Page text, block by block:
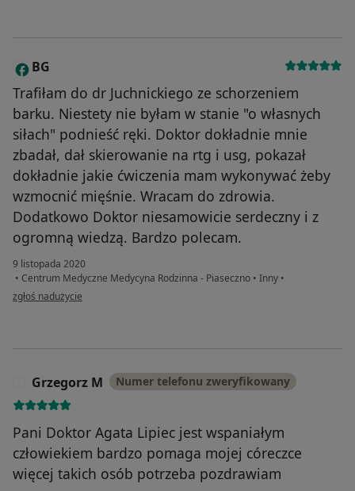
B BG
Trafiłam do dr Juchnickiego ze schorzeniem
barku. Niestety nie byłam w stanie "o własnych
siłach" podnieść ręki. Doktor dokładnie mnie
zbadał, dał skierowanie na rtg i usg, pokazał
dokładnie jakie ćwiczenia mam wykonywać żeby
wzmocnić mięśnie. Wracam do zdrowia.
Dodatkowo Doktor niesamowicie serdeczny i z
ogromną wiedzą. Bardzo polecam.
9 listopada 2020
• Centrum Medyczne Medycyna Rodzinna - Piaseczno • Inny •
w opinii użytkownika BG
zgłoś nadużycie
Grzegorz M Numer telefonu zweryfikowany
Pani Doktor Agata Lipiec jest wspaniałym
człowiekiem bardzo pomaga mojej córeczce
więcej takich osób potrzeba pozdrawiam